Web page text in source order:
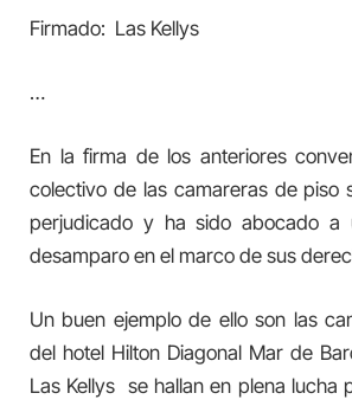
Firmado: Las Kellys
…
En la firma de los anteriores
colectivo de las camareras de piso
perjudicado y ha sido abocado a
desamparo en el marco de sus
Un buen ejemplo de ello son las
del hotel Hilton Diagonal Mar de
Las Kellys se hallan en plena lucha